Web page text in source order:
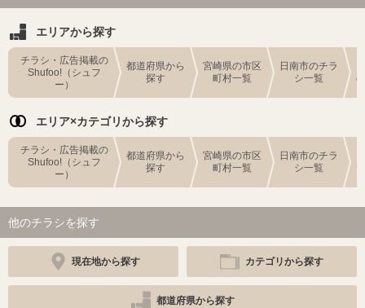
エリアから探す
チラシ・広告掲載の
Shufoo!（シュフ
ー）
都道府県から
探す
宮崎県の市区
町村一覧
日南市のチラ
シ一覧
エリア×カテゴリから探す
チラシ・広告掲載の
Shufoo!（シュフ
ー）
都道府県から
探す
宮崎県の市区
町村一覧
日南市のチラ
シ一覧
他のチラシを探す
現在地から探す カテゴリから探す
都道府県から探す